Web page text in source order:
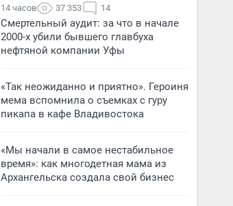
14 часов 37 353 14
Смертельный аудит: за что в начале
2000-х убили бывшего главбуха
нефтяной компании Уфы
«Так неожиданно и приятно». Героиня
мема вспомнила о съемках с гуру
пикапа в кафе Владивостока
«Мы начали в самое нестабильное
время»: как многодетная мама из
Архангельска создала свой бизнес